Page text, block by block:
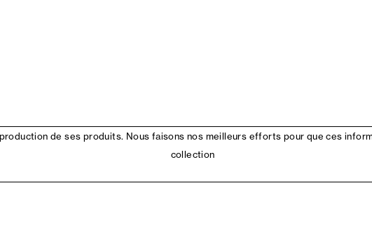
de ses produits. Nous faisons nos meilleurs efforts pour que ces
collection